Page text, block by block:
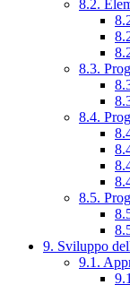
8.2.
8.3.
8.4.
8.5.
9. Sviluppo
9.1.